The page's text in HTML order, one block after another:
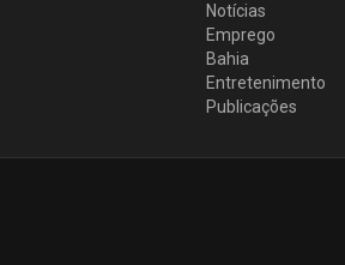
Notícias
Emprego
Bahia
Entretenimento
Publicações